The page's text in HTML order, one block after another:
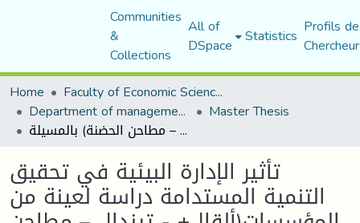
Communities
&
Collections
All of
DSpace Statistics Profils
Home
Faculty of Economic Sciences, Commerce and Management Sciences
Department of management sciences Master Thesis
تأثير الإدارة البيئية في تحقيق التنمية المستدامة دراسة لعينة من المؤسسات(ألقال+ - تيندال – مطاحن الحضنة) بالمسيلة
تأثير الإدارة البيئية في تحقيق
التنمية المستدامة دراسة لعينة من